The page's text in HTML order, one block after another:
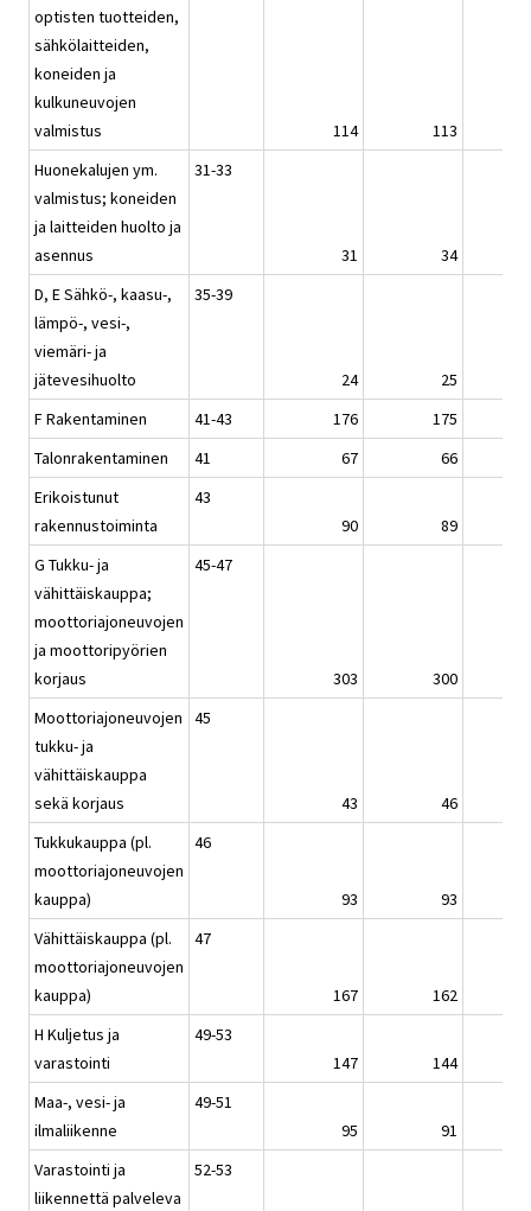
optisten tuotteiden,
sähkölaitteiden,
koneiden ja
kulkuneuvojen
valmistus
114
113
Huonekalujen ym.
valmistus; koneiden
ja laitteiden huolto ja
asennus
31-33
31
34
D, E Sähkö-, kaasu-,
lämpö-, vesi-,
viemäri- ja
jätevesihuolto
35-39
24
25
F Rakentaminen
41-43 176
175
Talonrakentaminen
41 67
66
Erikoistunut
rakennustoiminta
43
90
89
G Tukku- ja
vähittäiskauppa;
moottoriajoneuvojen
ja moottoripyörien
korjaus
45-47
303
300
Moottoriajoneuvojen
tukku- ja
vähittäiskauppa
sekä korjaus
45
43
46
Tukkukauppa (pl.
moottoriajoneuvojen
kauppa)
46
93
93
Vähittäiskauppa (pl.
moottoriajoneuvojen
kauppa)
47
167
162
H Kuljetus ja
varastointi
49-53
147
144
Maa-, vesi- ja
ilmaliikenne
49-51
95
91
Varastointi ja
liikennettä palveleva
52-53